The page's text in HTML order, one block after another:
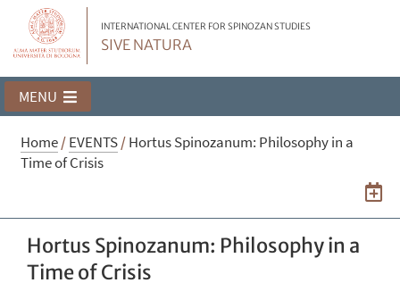
INTERNATIONAL CENTER FOR SPINOZAN STUDIES
SIVE NATURA
MENU
Home/EVENTS/Hortus Spinozanum: Philosophy in a
Time of Crisis
Hortus Spinozanum: Philosophy in a
Time of Crisis